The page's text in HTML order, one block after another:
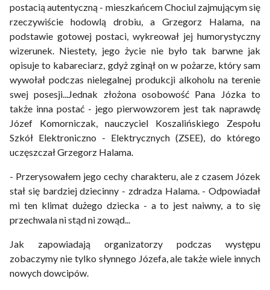
postacią autentyczną - mieszkańcem Chociul zajmującym się
rzeczywiście hodowlą drobiu, a Grzegorz Halama, na
podstawie gotowej postaci, wykreował jej humorystyczny
wizerunek. Niestety, jego życie nie było tak barwne jak
opisuje to kabareciarz, gdyż zginął on w pożarze, który sam
wywołał podczas nielegalnej produkcji alkoholu na terenie
swej posesji...Jednak złożona osobowość Pana Józka to
także inna postać - jego pierwowzorem jest tak naprawdę
Józef Komorniczak, nauczyciel Koszalińskiego Zespołu
Szkół Elektroniczno - Elektrycznych (ZSEE), do którego
uczęszczał Grzegorz Halama.
- Przerysowałem jego cechy charakteru, ale z czasem Józek
stał się bardziej dziecinny - zdradza Halama. - Odpowiadał
mi ten klimat dużego dziecka - a to jest naiwny, a to się
przechwala ni stąd ni zowąd...
Jak zapowiadają organizatorzy podczas występu
zobaczymy nie tylko słynnego Józefa, ale także wiele innych
nowych dowcipów.